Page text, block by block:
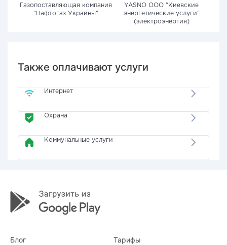
Газопоставляющая компания
"Нафтогаз Украины"
YASNO OOO "Киевские
энергетические услуги"
(электроэнергия)
Также оплачивают услуги
Интернет
Охрана
Коммунальные услуги
Блог Тарифы